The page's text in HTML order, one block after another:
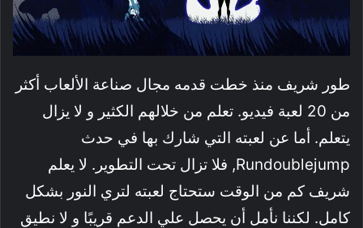
طور شريف منذ خطت قدمه مجال صناعة الألعاب أكثر
من 20 لعبة فيديو. تعلم من خلالهم الكثير و لا يزال
يتعلم. أما عن لعبته التي شارك بها في حدث
Rundoublejump, فلا تزال تحت التطوير. لا يعلم
شريف كم من الوقت ستحتاج لعبته لتري النور بشكل
كامل. لكننا نأمل أن يحصل علي الدعم قريبًا و لا نطيق